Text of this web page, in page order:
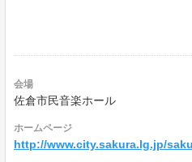
会場
佐倉市民音楽ホール
ホームページ
http://www.city.sakura.lg.jp/